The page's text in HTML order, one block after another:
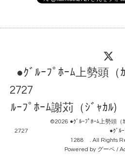
●ｸﾞﾙｰﾌﾟﾎｰﾑ上勢頭（
2727
ﾙｰﾌﾟﾎｰﾑ謝苅（ｼﾞｬｶﾙ
©2026 ●ｸﾞﾙｰﾌﾟﾎｰﾑ上勢頭
2727 ●ｸﾞﾙｰﾌﾟﾎｰﾑ謝苅
1288
. All Rights
Powered by グーペ/